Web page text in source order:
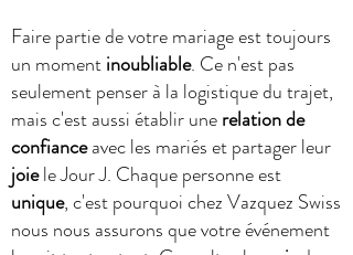
Faire partie de votre mariage est toujours
un momentinoubliable. Ce n'est pas
seulement penser à la logistique du trajet,
mais c'est aussi établir unerelation de
confianceavec les mariés et partager leur
joiele Jour J. Chaque personne est
unique, c'est pourquoi chez Vazquez Swiss
nous nous assurons que votre événement